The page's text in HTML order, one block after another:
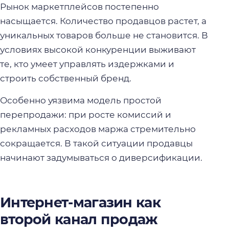
Рынок маркетплейсов постепенно
насыщается. Количество продавцов растет, а
уникальных товаров больше не становится. В
условиях высокой конкуренции выживают
те, кто умеет управлять издержками и
строить собственный бренд.
Особенно уязвима модель простой
перепродажи: при росте комиссий и
рекламных расходов маржа стремительно
сокращается. В такой ситуации продавцы
начинают задумываться о диверсификации.
Интернет-магазин как
второй канал продаж